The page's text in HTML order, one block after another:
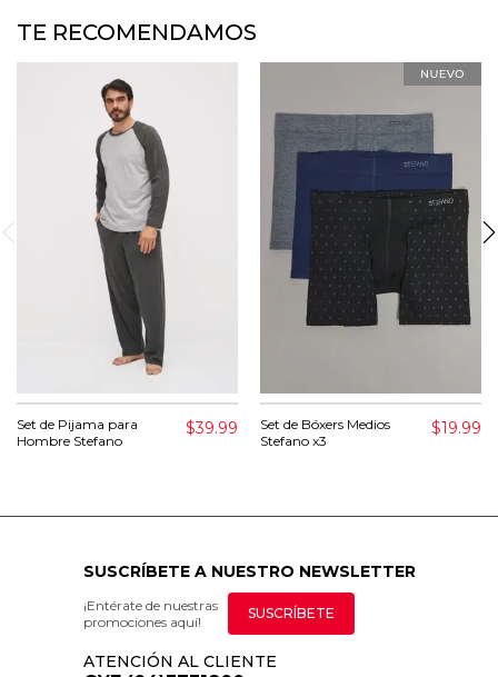
TE RECOMENDAMOS
Set de Pijama para
Hombre Stefano
$39.99
Set de Bóxers Medios
Stefano x3
$19.99
SUSCRÍBETE A NUESTRO NEWSLETTER
¡Entérate de nuestras
promociones aquí!
SUSCRÍBETE
ATENCIÓN AL CLIENTE